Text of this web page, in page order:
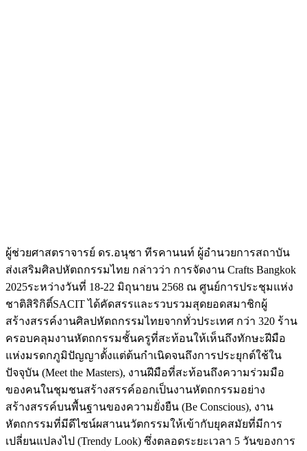
ผู้ช่วยศาสตราจารย์ ดร.อนุชา ทีรคานนท์ ผู้อำนวยการสถาบัน
ส่งเสริมศิลปหัตถกรรมไทย กล่าวว่า การจัดงาน Crafts Bangkok
2025ระหว่างวันที่ 18-22 มิถุนายน 2568 ณ ศูนย์การประชุมแห่ง
ชาติสิริกิติ์SACITได้คัดสรรและรวบรวมสุดยอดสมาชิกผู้
สร้างสรรค์งานศิลปหัตถกรรมไทยจากทั่วประเทศ กว่า 320 ร้าน
ครอบคลุมงานหัตถกรรมชั้นครูที่สะท้อนให้เห็นถึงทักษะฝีมือ
แห่งมรดกภูมิปัญญาตั้งแต่ต้นกำเนิดจนถึงการประยุกต์ใช้ใน
ปัจจุบัน (Meet the Masters), งานฝีมือที่สะท้อนถึงความร่วมมือ
ของคนในชุมชนสร้างสรรค์ออกเป็นงานหัตถกรรมอย่าง
สร้างสรรค์บนพื้นฐานของความยั่งยืน (Be Conscious), งาน
หัตถกรรมที่มีดีไซน์ผสานนวัตกรรมให้เข้ากับยุคสมัยที่มีการ
เปลี่ยนแปลงไป (Trendy Look) ซึ่งตลอดระยะเวลา 5 วันของการ